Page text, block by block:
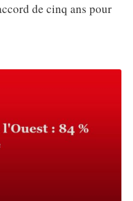
de cinq ans pour